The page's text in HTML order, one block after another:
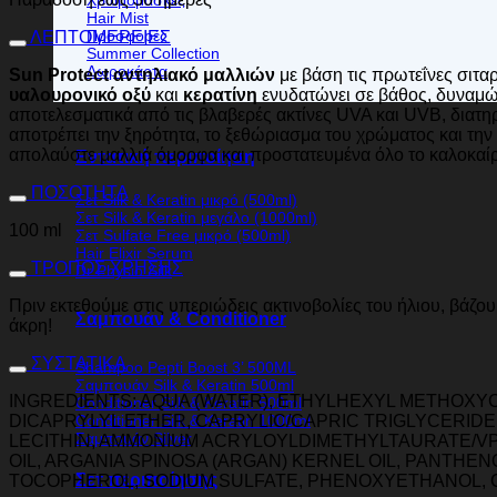
Hair Mist
Προσφορές
Summer Collection
Δωροκάρτα
Εντατική περιποίηση
Σετ Silk & Keratin μικρό (500ml)
Σετ Silk & Keratin μεγάλο (1000ml)
Σετ Sulfate Free μικρό (500ml)
Hair Elixir Serum
Dr Physio Silk
Σαμπουάν & Conditioner
Shampoo Pepti Boost 3’ 500ML
Σαμπουάν Silk & Keratin 500ml
Conditioner Silk & Keratin 500ml
Conditioner Silk & Keratin 1000ml
Σαμπουάν Silver
Σετ περιποίησης
ΛΕΠΤΟΜΕΡΕΙΕΣ
Sun Protect αντηλιακό μαλλιών με βάση τις πρωτεΐνες
υαλουρονικό οξύ και κερατίνη ενυδατώνει σε βάθος,
αποτελεσματικά από τις βλαβερές ακτίνες UVA και UVB,
αποτρέπει την ξηρότητα, το ξεθώριασμα του χρώματος και
απολαύστε μαλλιά όμορφα και προστατευμένα όλο το
ΠΟΣΟΤΗΤΑ
100 ml
ΤΡΟΠΟΣ ΧΡΗΣΗΣ
Πριν εκτεθούμε στις υπεριώδεις ακτινοβολίες του ήλιου,
άκρη!
ΣΥΣΤΑΤΙΚΑ
INGREDIENTS: AQUA (WATER), ETHYLHEXYL
DICAPRYLYL ETHER, CAPRYLIC/CAPRIC
LECITHIN, AMMONIUM
OIL, ARGANIA SPINOSA (ARGAN) KERNEL OIL,
TOCOPHEROL, SODIUM SULFATE,